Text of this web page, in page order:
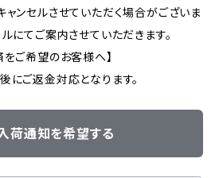
ャンセルさせていただく場合がございま
にてご案内させていただきます。
をご希望のお客様へ】
にご返金対応となります。
荷通知を希望する